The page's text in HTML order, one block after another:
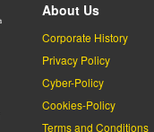
About Us
Corporate History
Privacy Policy
Cyber-Policy
Cookies-Policy
Terms and Conditions